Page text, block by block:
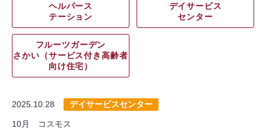
ヘルパース
テーション
デイサービス
センター
フルーツガーデン
さかい（サービス付き高齢者
向け住宅）
2025.10.28 デイサービスセンター
10月 コスモス